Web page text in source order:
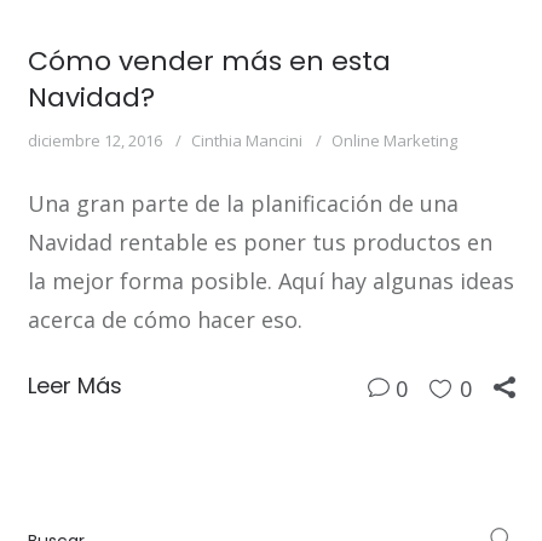
Cómo vender más en esta
Navidad?
diciembre 12, 2016 Cinthia Mancini Online Marketing
Una gran parte de la planificación de una
Navidad rentable es poner tus productos en
la mejor forma posible. Aquí hay algunas ideas
acerca de cómo hacer eso.
Leer Más 0 0